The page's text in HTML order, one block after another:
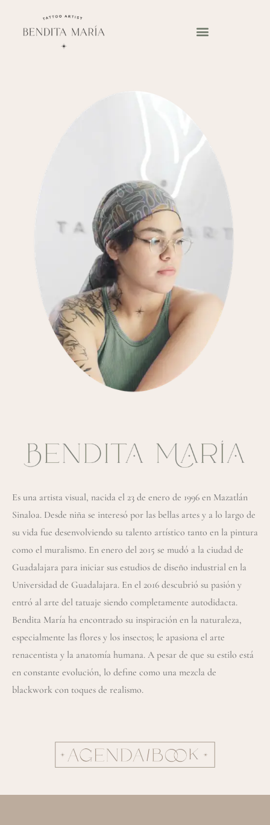
Es una artista visual, nacida el 23 de enero de 1996 en Mazatlán
Sinaloa. Desde niña se interesó por las bellas artes y a lo largo de
su vida fue desenvolviendo su talento artístico tanto en la pintura
como el muralismo. En enero del 2015 se mudó a la ciudad de
Guadalajara para iniciar sus estudios de diseño industrial en la
Universidad de Guadalajara. En el 2016 descubrió su pasión y
entró al arte del tatuaje siendo completamente autodidacta.
Bendita María ha encontrado su inspiración en la naturaleza,
especialmente las flores y los insectos; le apasiona el arte
renacentista y la anatomía humana. A pesar de que su estilo está
en constante evolución, lo define como una mezcla de
blackwork con toques de realismo.